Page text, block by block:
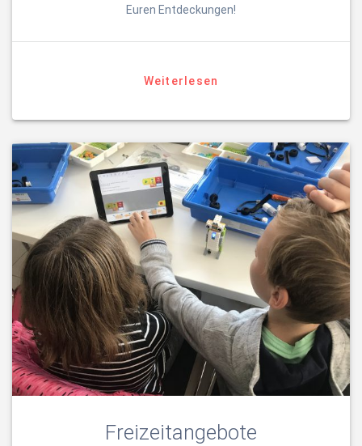
Euren Entdeckungen!
Weiterlesen
Freizeitangebote